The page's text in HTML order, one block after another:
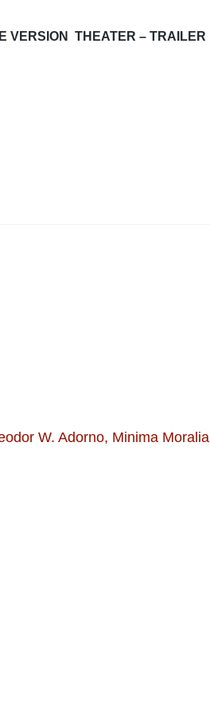
VERSION THEATER – TRAILER
W. Adorno, Minima Moralia